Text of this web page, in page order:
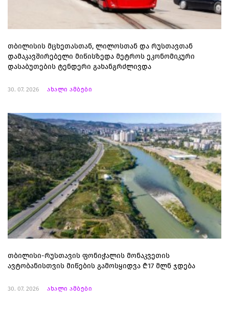
თბილისის მცხეთასთან, ლილოსთან და რუსთავთან
დამაკავშირებელი მიწისზედა მეტროს ეკონომიკური
დასაბუთების ტენდერი გახანგრძლივდა
30. 07. 2026 ახალი ამბები
თბილისი-რუსთავის ფონიჭალის მონაკვეთის
ავტობანისთვის მიწების გამოსყიდვა ₾17 მლნ ჯდება
30. 07. 2026 ახალი ამბები